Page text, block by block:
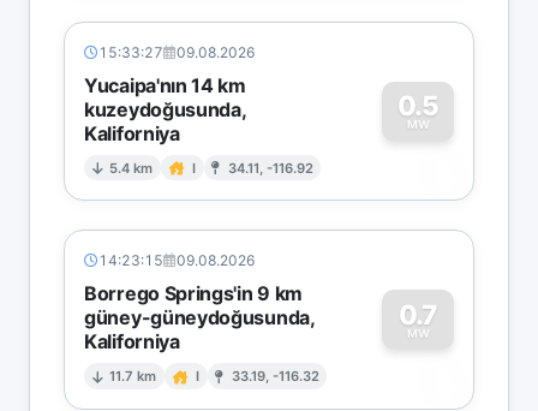
15:33:27 09.08.2026
Yucaipa'nın 14 km
kuzeydoğusunda,
Kaliforniya
5.4 km I 34.11, -116.92
0.5
MW
0
14:23:15 09.08.2026
Borrego Springs'in 9 km
güney-güneydoğusunda,
Kaliforniya
11.7 km I 33.19, -116.32
0.7
MW
0